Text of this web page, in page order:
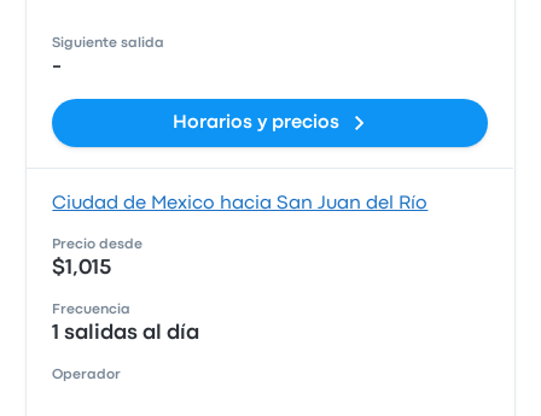
Siguiente salida
-
Horarios y precios
Ciudad de Mexico hacia San Juan del Río
Precio desde
$1,015
Frecuencia
1 salidas al día
Operador